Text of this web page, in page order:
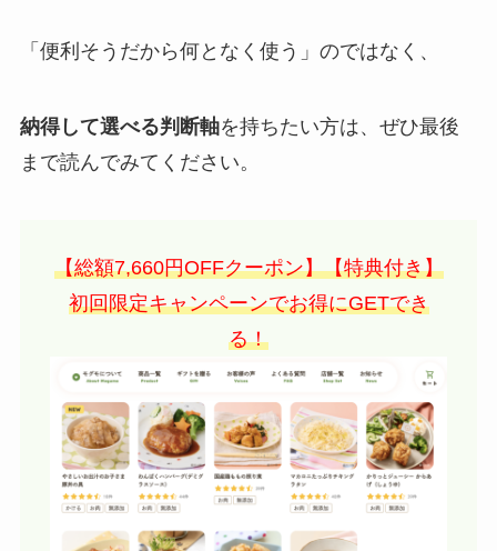
「便利そうだから何となく使う」のではなく、
納得して選べる判断軸を持ちたい方は、ぜひ最後
まで読んでみてください。
【総額7,660円OFFクーポン】【特典付き】
初回限定キャンペーンでお得にGETでき
る！